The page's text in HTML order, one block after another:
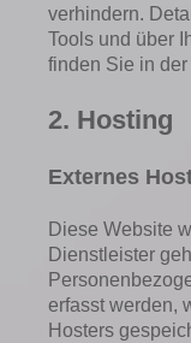
verhindern.
Tools und über
finden Sie in
2. Hosting
Externes
Diese Website
Dienstleister
erfasst werden,
Hosters